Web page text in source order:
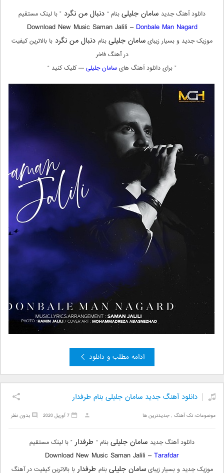
دانلود آهنگ جدید سامان جلیلیبنام “ دنبال من نگرد ” با لینک مستقیم
Download New Music Saman Jalili – Donbale Man Nagard
موزیک جدید و بسیار زیبایسامان جلیلیبنام دنبال من نگرد با بالاترین کیفیت
در آهنگ فاخر
” برای دانلود آهنگ هایسامان جلیلی— کلیک کنید “
ادامه مطلب و دانلود
دانلود آهنگ جدید سامان جلیلی بنام طرفدار
موضوعات:تک آهنگ ,جدیدترین ها بدون نظر 7 آوریل 2020
دانلود آهنگ جدید سامان جلیلیبنام “ طرفدار” با لینک مستقیم
Download New Music Saman Jalili –Tarafdar
موزیک جدید و بسیار زیبایسامان جلیلیبنام طرفداربا بالاترین کیفیت در آهنگ